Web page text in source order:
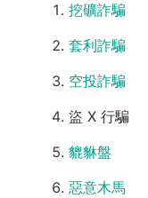
挖礦詐騙
套利詐騙
空投詐騙
盜 X 行騙
貔貅盤
惡意木馬